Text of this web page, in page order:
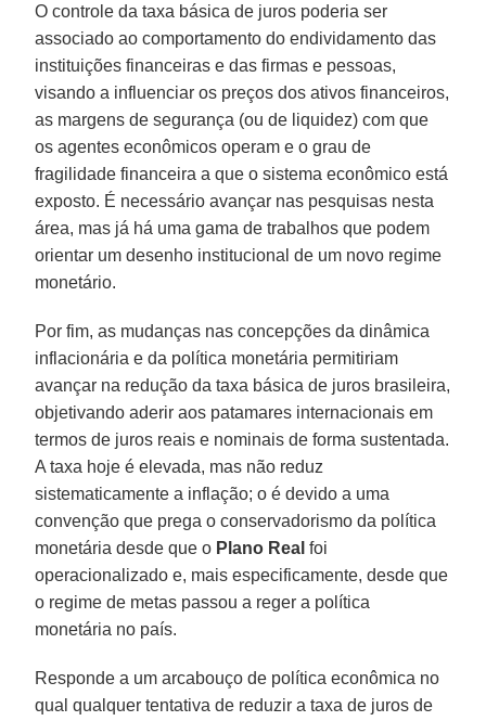
O controle da taxa básica de juros poderia ser
associado ao comportamento do endividamento das
instituições financeiras e das firmas e pessoas,
visando a influenciar os preços dos ativos financeiros,
as margens de segurança (ou de liquidez) com que
os agentes econômicos operam e o grau de
fragilidade financeira a que o sistema econômico está
exposto. É necessário avançar nas pesquisas nesta
área, mas já há uma gama de trabalhos que podem
orientar um desenho institucional de um novo regime
monetário.
Por fim, as mudanças nas concepções da dinâmica
inflacionária e da política monetária permitiriam
avançar na redução da taxa básica de juros brasileira,
objetivando aderir aos patamares internacionais em
termos de juros reais e nominais de forma sustentada.
A taxa hoje é elevada, mas não reduz
sistematicamente a inflação; o é devido a uma
convenção que prega o conservadorismo da política
monetária desde que o Plano Real foi
operacionalizado e, mais especificamente, desde que
o regime de metas passou a reger a política
monetária no país.
Responde a um arcabouço de política econômica no
qual qualquer tentativa de reduzir a taxa de juros de